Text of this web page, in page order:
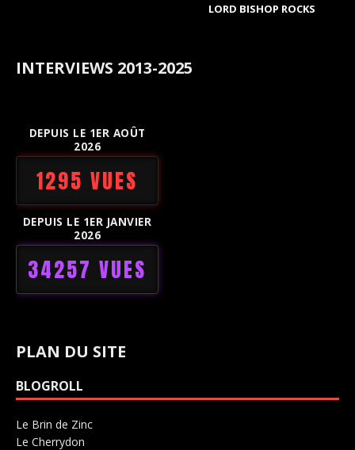
LORD BISHOP ROCKS
INTERVIEWS 2013-2025
DEPUIS LE 1ER AOÛT
2026
1295 VUES
DEPUIS LE 1ER JANVIER
2026
34257 VUES
PLAN DU SITE
BLOGROLL
Le Brin de Zinc
Le Cherrydon